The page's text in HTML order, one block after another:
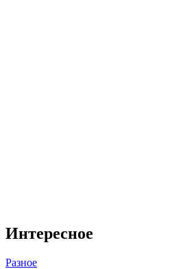
Интересное
Разное